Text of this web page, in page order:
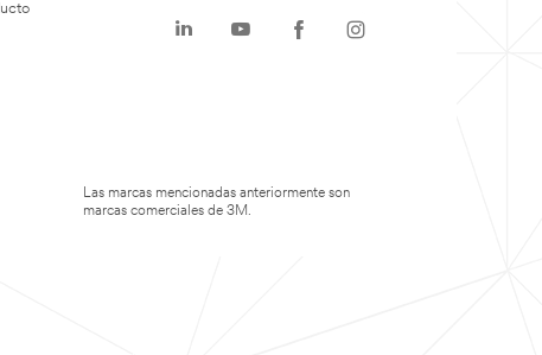
Las marcas mencionadas anteriormente son
marcas comerciales de 3M.